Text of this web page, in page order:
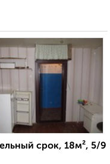
срок, 18м², 5/9